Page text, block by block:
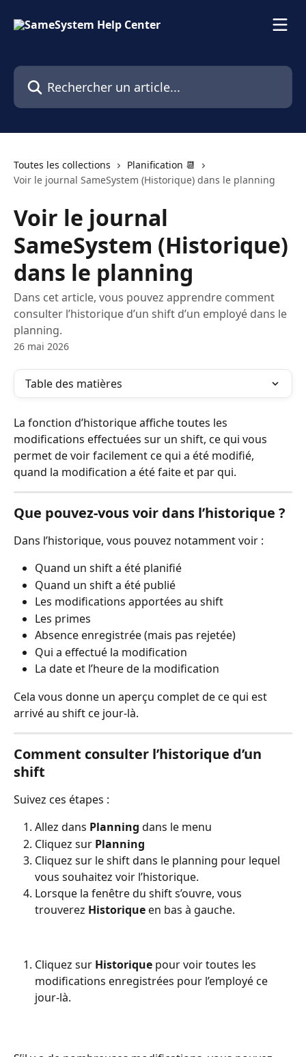
Rechercher un article...
Toutes les collections
Planification 📆
Voir le journal SameSystem (Historique) dans le planning
Voir le journal
SameSystem (Historique)
dans le planning
Dans cet article, vous pouvez apprendre comment
consulter l’historique d’un shift d’un employé dans le
planning.
26 mai 2026
Table des matières
La fonction d’historique affiche toutes les
modifications effectuées sur un shift, ce qui vous
permet de voir facilement ce qui a été modifié,
quand la modification a été faite et par qui.
Que pouvez-vous voir dans l’historique ?
Dans l’historique, vous pouvez notamment voir :
Quand un shift a été planifié
Quand un shift a été publié
Les modifications apportées au shift
Les primes
Absence enregistrée (mais pas rejetée)
Qui a effectué la modification
La date et l’heure de la modification
Cela vous donne un aperçu complet de ce qui est
arrivé au shift ce jour-là.
Comment consulter l’historique d’un
shift
Suivez ces étapes :
Allez dans Planning dans le menu
Cliquez sur Planning
Cliquez sur le shift dans le planning pour lequel
vous souhaitez voir l’historique.
Lorsque la fenêtre du shift s’ouvre, vous
trouverez Historique en bas à gauche.
Cliquez sur Historique pour voir toutes les
modifications enregistrées pour l’employé ce
jour-là.